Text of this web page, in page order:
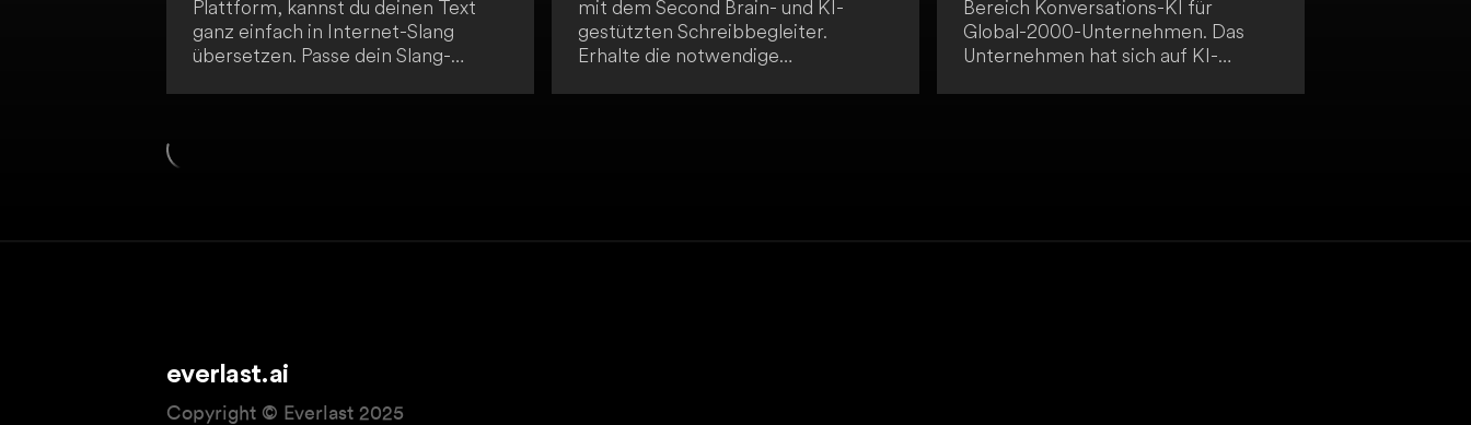
Plattform, kannst du deinen Text
ganz einfach in Internet-Slang
übersetzen. Passe dein Slang-
mit dem Second Brain- und KI-
gestützten Schreibbegleiter.
Erhalte die notwendige
Bereich Konversations-KI für
Global-2000-Unternehmen. Das
Unternehmen hat sich auf KI-
everlast.ai
Copyright © Everlast 2025